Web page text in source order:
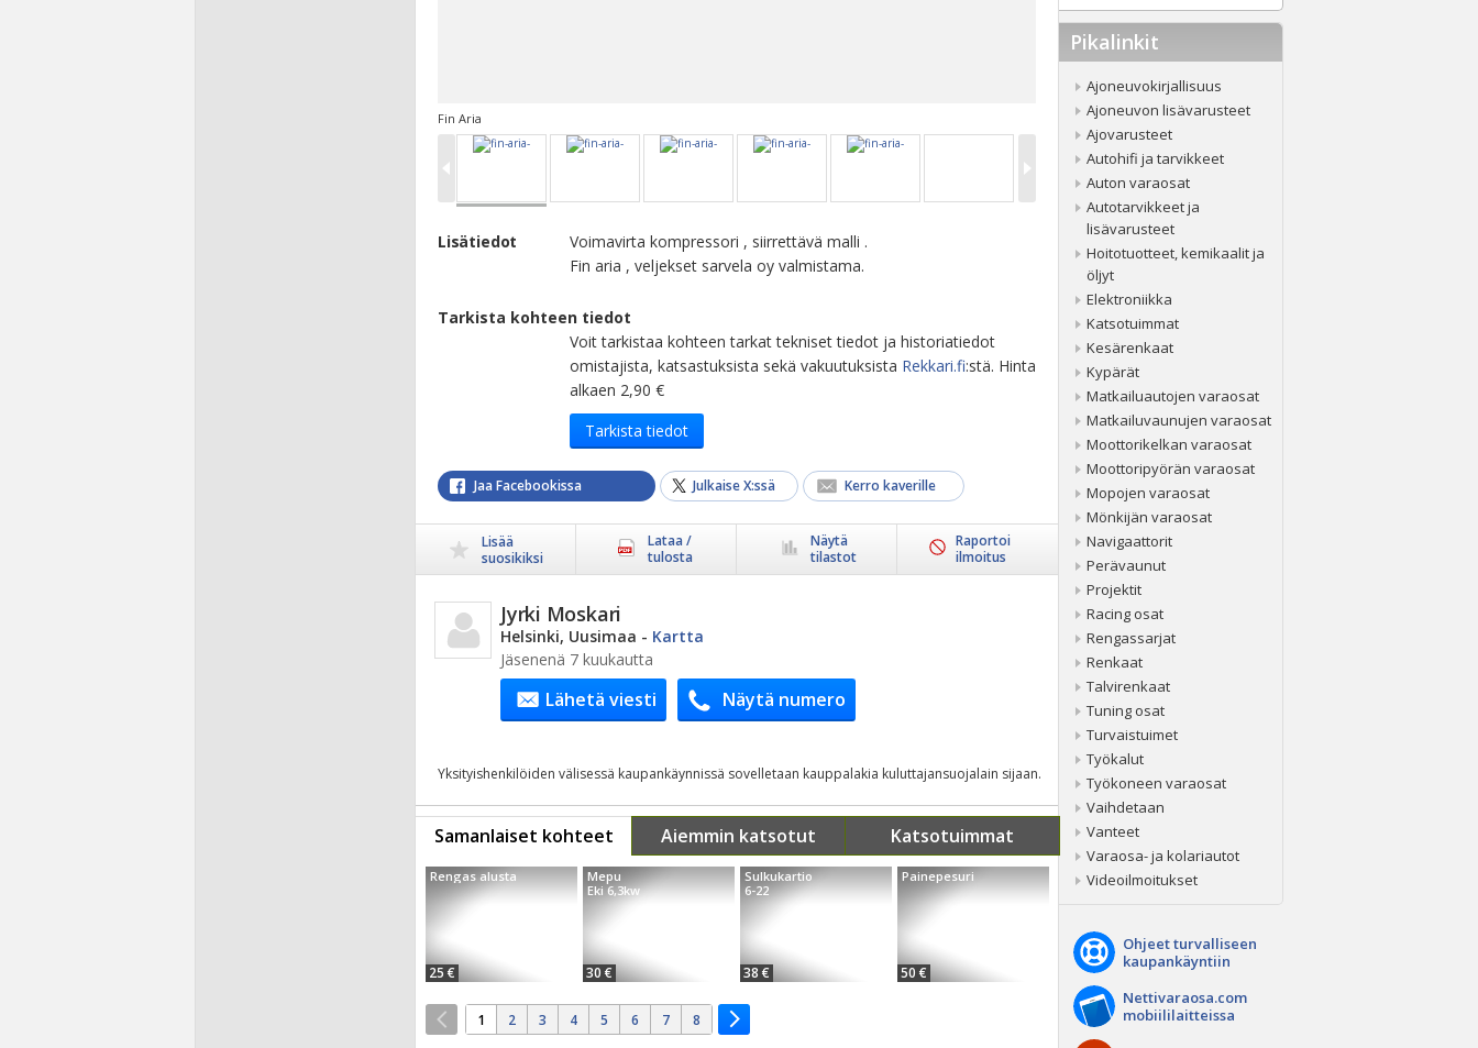
Fin Aria
Lisätiedot
Voimavirta kompressori , siirrettävä malli .
Fin aria , veljekset sarvela oy valmistama.
Tarkista kohteen tiedot
Voit tarkistaa kohteen tarkat tekniset tiedot ja historiatiedot
omistajista, katsastuksista sekä vakuutuksista Rekkari.fi:stä. Hinta
alkaen 2,90 €
Tarkista tiedot
Jaa Facebookissa Julkaise X:ssä Kerro kaverille
Lisää
suosikiksi
Lataa /
tulosta
Näytä
tilastot
Raportoi
ilmoitus
Jyrki Moskari
Helsinki, Uusimaa - Kartta
Jäsenenä 7 kuukautta
Lähetä viesti Näytä numero
Yksityishenkilöiden välisessä kaupankäynnissä sovelletaan kauppalakia kuluttajansuojalain sijaan.
Samanlaiset kohteet Aiemmin katsotut Katsotuimmat
Rengas alusta
25 €
Mepu
Eki 6,3kw
30 €
Sulkukartio
6-22
38 €
Painepesuri
50 €
1 2 3 4 5 6 7 8
Pikalinkit
Ajoneuvokirjallisuus
Ajoneuvon lisävarusteet
Ajovarusteet
Autohifi ja tarvikkeet
Auton varaosat
Autotarvikkeet ja
lisävarusteet
Hoitotuotteet, kemikaalit ja
öljyt
Elektroniikka
Katsotuimmat
Kesärenkaat
Kypärät
Matkailuautojen varaosat
Matkailuvaunujen varaosat
Moottorikelkan varaosat
Moottoripyörän varaosat
Mopojen varaosat
Mönkijän varaosat
Navigaattorit
Perävaunut
Projektit
Racing osat
Rengassarjat
Renkaat
Talvirenkaat
Tuning osat
Turvaistuimet
Työkalut
Työkoneen varaosat
Vaihdetaan
Vanteet
Varaosa- ja kolariautot
Videoilmoitukset
Ohjeet turvalliseen
kaupankäyntiin
Nettivaraosa.com
mobiililaitteissa